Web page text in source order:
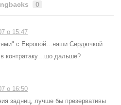
0
о 15:47
с Европой…наши Сердючкой
в контратаку…шо дальше?
о 16:50
задниц, лучше бы презервативы